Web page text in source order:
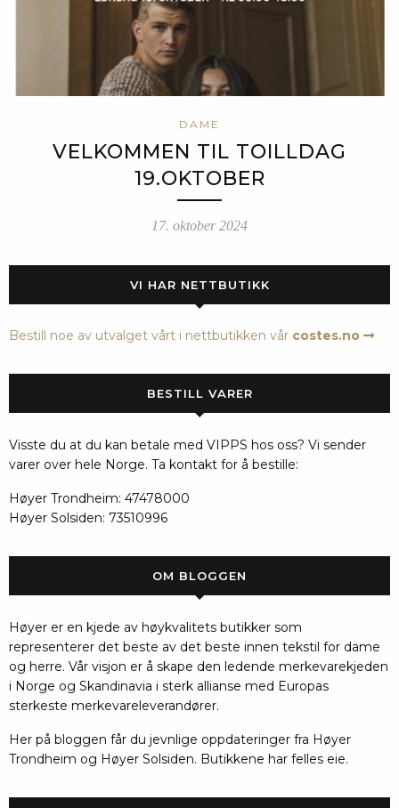
DAME
VELKOMMEN TIL TOILLDAG
19.OKTOBER
17. oktober 2024
VI HAR NETTBUTIKK
Bestill noe av utvalget vårt i nettbutikken vår costes.no
BESTILL VARER
Visste du at du kan betale med VIPPS hos oss? Vi sender
varer over hele Norge. Ta kontakt for å bestille:
Høyer Trondheim: 47478000
Høyer Solsiden: 73510996
OM BLOGGEN
Høyer er en kjede av høykvalitets butikker som
representerer det beste av det beste innen tekstil for dame
og herre. Vår visjon er å skape den ledende merkevarekjeden
i Norge og Skandinavia i sterk allianse med Europas
sterkeste merkevareleverandører.
Her på bloggen får du jevnlige oppdateringer fra Høyer
Trondheim og Høyer Solsiden. Butikkene har felles eie.